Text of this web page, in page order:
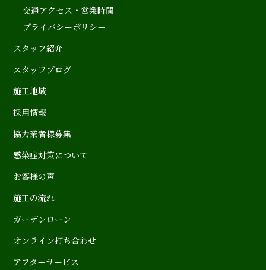
交通アクセス・営業時間
プライバシーポリシー
スタッフ紹介
スタッフブログ
施工地域
採用情報
協力業者様募集
感染症対策について
お客様の声
施工の流れ
ガーデンローン
オンライン打ち合わせ
アフターサービス